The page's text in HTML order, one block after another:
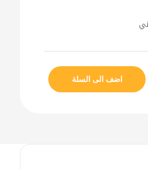
اضف الى السلة